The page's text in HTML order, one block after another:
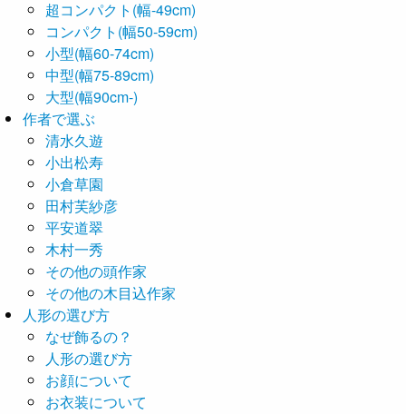
超コンパクト(幅-49cm)
コンパクト(幅50-59cm)
小型(幅60-74cm)
中型(幅75-89cm)
大型(幅90cm-)
作者で選ぶ
清水久遊
小出松寿
小倉草園
田村芙紗彦
平安道翠
木村一秀
その他の頭作家
その他の木目込作家
人形の選び方
なぜ飾るの？
人形の選び方
お顔について
お衣装について